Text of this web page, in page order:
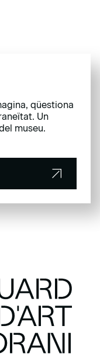
qüestiona
Un
museu.